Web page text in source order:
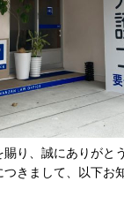
り、誠にありがと
きまして、以下お